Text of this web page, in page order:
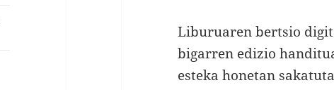
Liburuaren bertsio
bigarren edizio
esteka honetan